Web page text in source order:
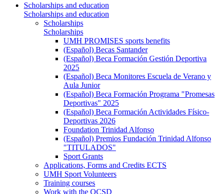
Scholarships and education
Scholarships and education
Scholarships
Scholarships
UMH PROMISES sports benefits
(Español) Becas Santander
(Español) Beca Formación Gestión Deportiva
2025
(Español) Beca Monitores Escuela de Verano y
Aula Junior
(Español) Beca Formación Programa "Promesas
Deportivas" 2025
(Español) Beca Formación Actividades Físico-
Deportivas 2026
Foundation Trinidad Alfonso
(Español) Premios Fundación Trinidad Alfonso
"TITULADOS"
Sport Grants
Applications, Forms and Credits ECTS
UMH Sport Volunteers
Training courses
Work with the OCSD